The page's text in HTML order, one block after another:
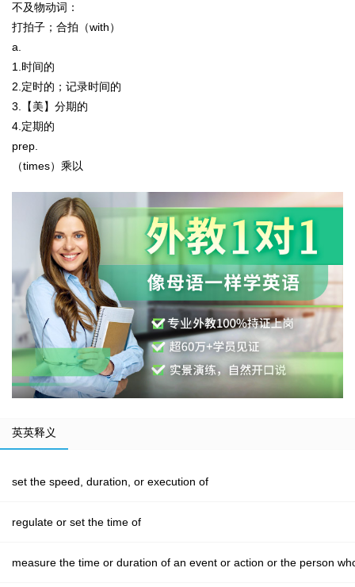
不及物动词：
打拍子；合拍（with）
a.
1.时间的
2.定时的；记录时间的
3.【美】分期的
4.定期的
prep.
（times）乘以
英英释义
set the speed, duration, or execution of
regulate or set the time of
measure the time or duration of an event or action or the person